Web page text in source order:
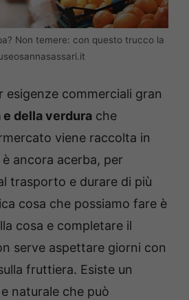
Non temere: con questo trucco la
esigenze commerciali gran
della verdura che
viene raccolta in
ancora acerba, per
trasporto e durare di più
cosa che possiamo fare è
cosa e completare il
serve aspettare giorni con
fruttiera. Esiste un
naturale che può